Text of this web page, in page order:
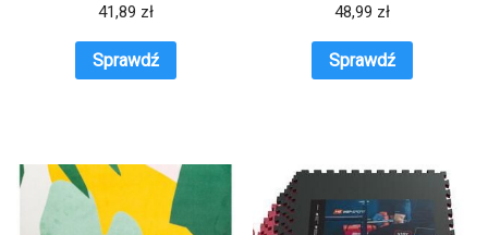
41,89 zł
Sprawdź
48,99 zł
Sprawdź